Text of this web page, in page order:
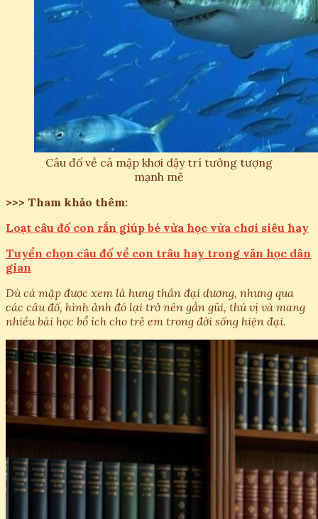
Câu đố về cá mập khơi dậy trí tưởng tượng
mạnh mẽ
>>> Tham khảo thêm:
Loạt câu đố con rắn giúp bé vừa học vừa chơi siêu hay
Tuyển chọn câu đố về con trâu hay trong văn học dân
gian
Dù cá mập được xem là hung thần đại dương, nhưng qua
các câu đố, hình ảnh đó lại trở nên gần gũi, thú vị và mang
nhiều bài học bổ ích cho trẻ em trong đời sống hiện đại.